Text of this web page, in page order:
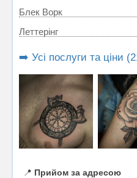
Блек Ворк
Леттерінг
➡️ Усі послуги та ціни
📍 Прийом за адресою